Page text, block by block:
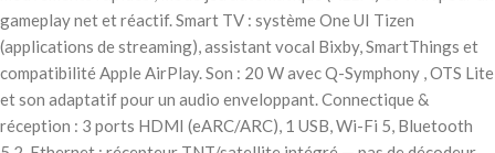
gameplay net et réactif. Smart TV : système One UI Tizen
(applications de streaming), assistant vocal Bixby, SmartThings et
compatibilité Apple AirPlay. Son : 20 W avec Q-Symphony , OTS Lite
et son adaptatif pour un audio enveloppant. Connectique &
réception : 3 ports HDMI (eARC/ARC), 1 USB, Wi-Fi 5, Bluetooth